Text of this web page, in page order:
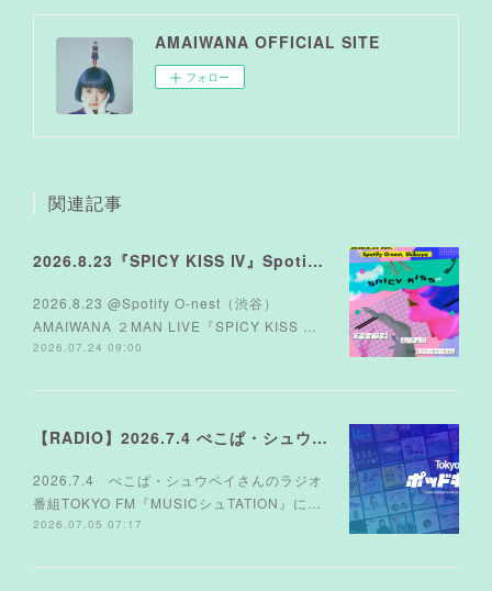
AMAIWANA OFFICIAL SITE
フォロー
関連記事
2026.8.23『SPICY KISS Ⅳ』Spotify O-nest
2026.8.23 @Spotify O-nest（渋谷）
AMAIWANA ２MAN LIVE『SPICY KISS …
2026.07.24 09:00
【RADIO】2026.7.4 ぺこぱ・シュウペイさんのラジオ TOKYO FM『MUSICシュTATION』
2026.7.4 ぺこぱ・シュウペイさんのラジオ
番組TOKYO FM『MUSICシュTATION』に…
2026.07.05 07:17